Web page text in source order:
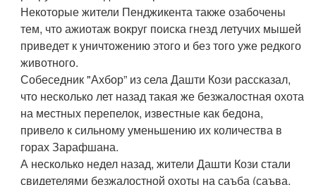
Некоторые жители Пенджикента также озабочены
тем, что ажиотаж вокруг поиска гнезд летучих мышей
приведет к уничтожению этого и без того уже редкого
животного.
Собеседник "Ахбор” из села Дашти Кози рассказал,
что несколько лет назад такая же безжалостная охота
на местных перепелок, известные как бедона,
привело к сильному уменьшению их количества в
горах Зарафшана.
А несколько недел назад, жители Дашти Кози стали
свидетелями безжалостной охоты на саъба (саъва,